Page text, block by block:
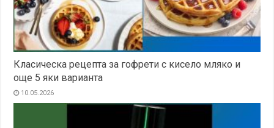
Класическа рецепта за гофрети с кисело мляко и
още 5 яки варианта
10.05.2026